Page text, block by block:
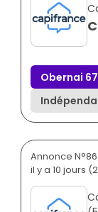
Obernai
Annonce
il y a 10 jours